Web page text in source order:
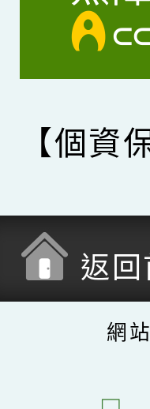
【個資
返回
網